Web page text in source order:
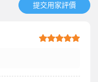
提交用家評價​